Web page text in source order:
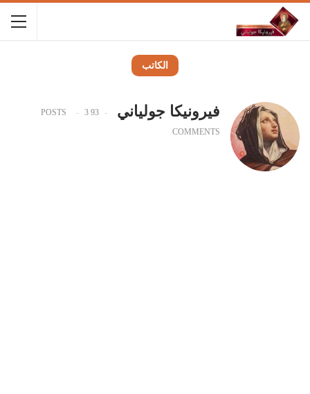
الكاتب
فيرونيكا جولياني 93 POSTS
3
COMMENTS